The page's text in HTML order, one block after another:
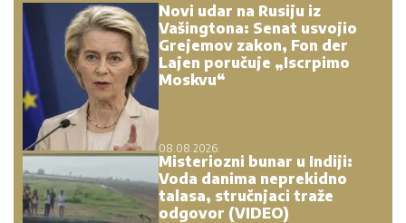
Novi udar na Rusiju iz
Vašingtona: Senat usvojio
Grejemov zakon, Fon der
Lajen poručuje „Iscrpimo
Moskvu“
08.08.2026.
Misteriozni bunar u Indiji:
Voda danima neprekidno
talasa, stručnjaci traže
odgovor (VIDEO)